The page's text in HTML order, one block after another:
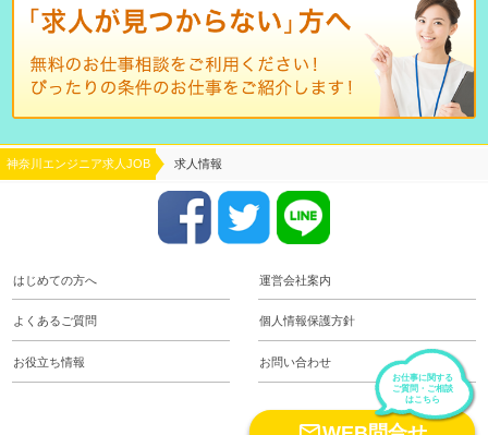
神奈川エンジニア求人JOB 求人情報
はじめての方へ 運営会社案内
よくあるご質問 個人情報保護方針
お役立ち情報 お問い合わせ
お仕事に関する
ご質問・ご相談
はこちら